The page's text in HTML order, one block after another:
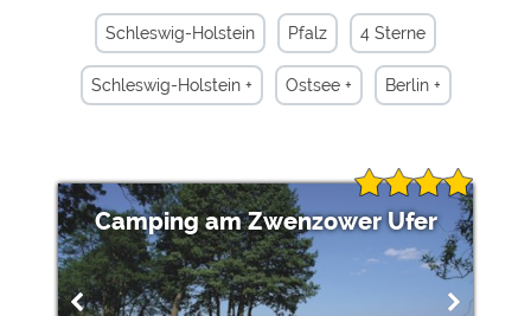
Schleswig-Holstein Pfalz 4 Sterne
Schleswig-Holstein + Ostsee + Berlin +
Miet-Zelte + Hessen + Oberlausitz-Niederschlesien +
Nordsee + Niederrhein + Niederbayern + Mittelrhein +
Nordrhein-Westfalen + Miet-Wohnwagen
Camping am Zwenzower Ufer